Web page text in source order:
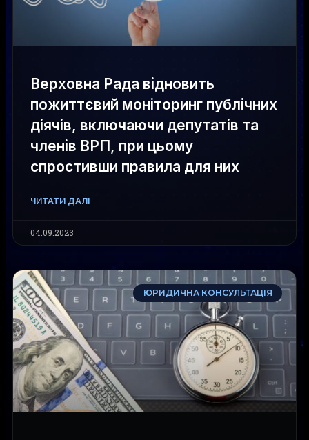
Верховна Рада відновить
пожиттєвий моніторинг публічних
діячів, включаючи депутатів та
членів ВРП, при цьому
спростивши правила для них
ЧИТАТИ ДАЛІ
04.09.2023
ЮРИДИЧНА КОНСУЛЬТАЦІЯ